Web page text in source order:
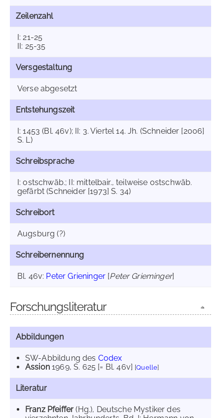
Zeilenzahl
I: 21-25
II: 25-35
Versgestaltung
Verse abgesetzt
Entstehungszeit
I: 1453 (Bl. 46v); II: 3. Viertel 14. Jh. (Schneider [2006]
S. L)
Schreibsprache
I: ostschwäb.; II: mittelbair., teilweise ostschwäb.
gefärbt (Schneider [1973] S. 34)
Schreibort
Augsburg (?)
Schreibernennung
Bl. 46v: Peter Grieninger [Peter Grieminger]
Forschungsliteratur
Abbildungen
SW-Abbildung des Codex
Assion1969, S. 625 [= Bl. 46v] [Quelle]
Literatur
Franz Pfeiffer(Hg.), Deutsche Mystiker des